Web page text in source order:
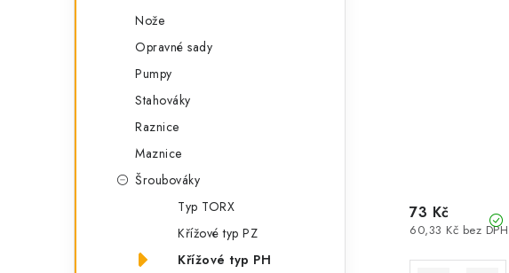
Nože
Opravné sady
Pumpy
Stahováky
Raznice
Maznice
Šroubováky
Typ TORX
Křížové typ PZ
Křížové typ PH
60,33 Kč bez DPH
73 Kč